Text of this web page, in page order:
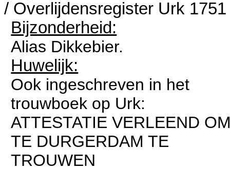
/ Overlijdensregister Urk
Bijzonderheid:
Alias Dikkebier.
Huwelijk:
Ook ingeschreven in het
trouwboek op Urk:
ATTESTATIE VERLEEND
TE DURGERDAM TE
TROUWEN